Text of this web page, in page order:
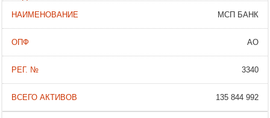
МСП БАНК
АО
3340
135 844 992